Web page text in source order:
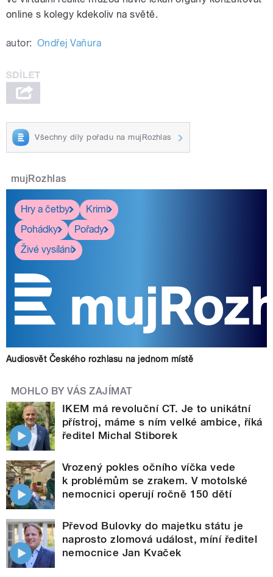
online s kolegy kdekoliv na světě.
autor: Ondřej Vaňura
Všechny díly pořadu na mujRozhlas
mujRozhlas
Hry a četby
Krimi
Pohádky
Pořady
Živé vysílání
Audiosvět Českého rozhlasu na jednom místě
MOHLO BY VÁS ZAJÍMAT
IKEM má revoluční CT. Je to unikátní
přístroj, máme s ním velké ambice, říká
ředitel Michal Stiborek
Vrozený pokles očního víčka vede
k problémům se zrakem. V motolské
nemocnici operují ročně 150 dětí
Převod Bulovky do majetku státu je
naprosto zlomová událost, míní ředitel
nemocnice Jan Kvaček